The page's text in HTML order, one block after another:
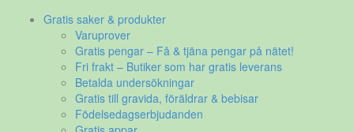
Gratis saker & produkter
Varuprover
Gratis pengar – Få & tjäna pengar på nätet!
Fri frakt – Butiker som har gratis leverans
Betalda undersökningar
Gratis till gravida, föräldrar & bebisar
Födelsedagserbjudanden